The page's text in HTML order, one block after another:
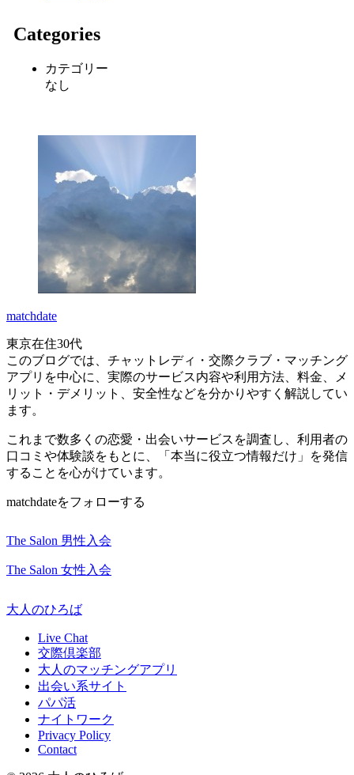
Categories
カテゴリー
なし
matchdate
東京在住30代
このブログでは、チャットレディ・交際クラブ・マッチング
アプリを中心に、実際のサービス内容や利用方法、料金、メ
リット・デメリット、安全性などを分かりやすく解説してい
ます。
これまで数多くの恋愛・出会いサービスを調査し、利用者の
口コミや体験談をもとに、「本当に役立つ情報だけ」を発信
することを心がけています。
matchdateをフォローする
The Salon 男性入会
The Salon 女性入会
大人のひろば
Live Chat
交際倶楽部
大人のマッチングアプリ
出会い系サイト
パパ活
ナイトワーク
Privacy Policy
Contact